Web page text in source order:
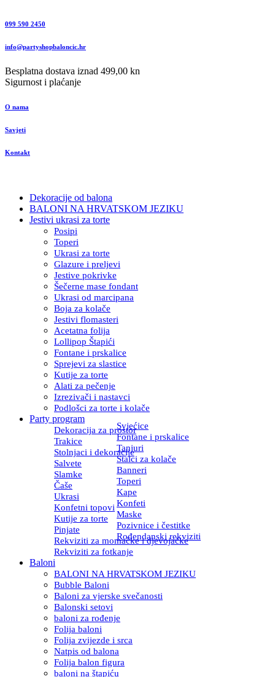
099 590 2450
info@partyshopbaloncic.hr
Besplatna dostava iznad 499,00 kn
Sigurnost i plaćanje
O nama
Savjeti
Kontakt
Dekoracije od balona
BALONI NA HRVATSKOM JEZIKU
Jestivi ukrasi za torte
Posipi
Toperi
Ukrasi za torte
Glazure i preljevi
Jestive pokrivke
Šečerne mase fondant
Ukrasi od marcipana
Boja za kolače
Jestivi flomasteri
Acetatna folija
Lollipop Štapići
Fontane i prskalice
Sprejevi za slastice
Kutije za torte
Alati za pečenje
Izrezivači i nastavci
Podlošci za torte i kolače
Party program
Dekoracija za prostor
Svjećice
Trakice
Fontane i prskalice
Stolnjaci i dekoracije
Tanjuri
Salvete
Stalci za kolače
Slamke
Banneri
Čaše
Toperi
Ukrasi
Kape
Konfetni topovi Konfeti
Kutije za torte
Maske
Pinjate
Pozivnice i čestitke
Rekviziti za momačke i djevojačke
Rođendanski rekviziti
Rekviziti za fotkanje
Baloni
BALONI NA HRVATSKOM JEZIKU
Bubble Baloni
Baloni za vjerske svečanosti
Balonski setovi
baloni za rođenje
Folija baloni
Folija zvijezde i srca
Natpis od balona
Folija balon figura
baloni na štapiću